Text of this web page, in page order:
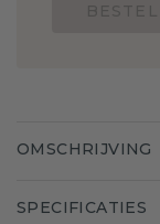
OMSCHRIJVING
SPECIFICATIES